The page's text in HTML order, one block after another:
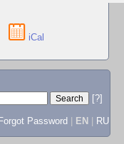
iCal
[?]
Forgot Password EN RU